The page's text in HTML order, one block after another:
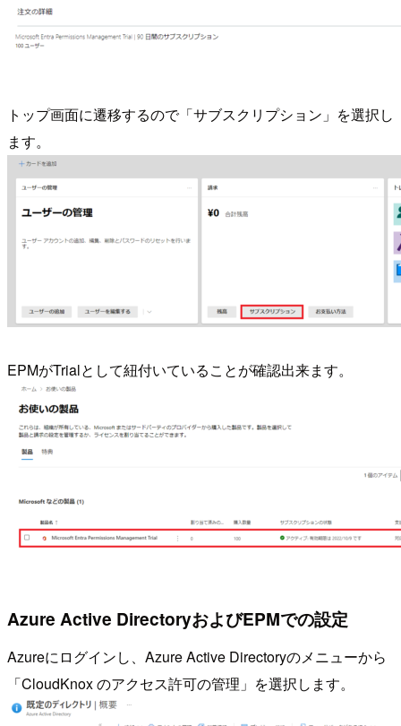
トップ画面に遷移するので「サブスクリプション」を選択し
ます。
EPMがTrialとして紐付いていることが確認出来ます。
Azure Active DirectoryおよびEPMでの設定
Azureにログインし、Azure Active Directoryのメニューから
「CloudKnox のアクセス許可の管理」を選択します。